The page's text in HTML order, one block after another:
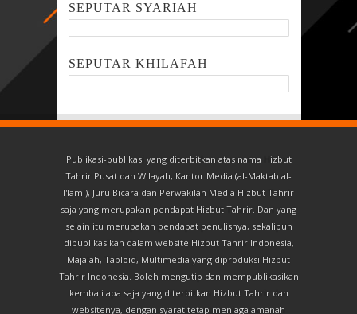
SEPUTAR SYARIAH
SEPUTAR KHILAFAH
Publikasi-publikasi yang diterbitkan atas nama Hizbut
Tahrir Pusat dan Wilayah, Kantor Media (al-Maktab al-
I'lami), Juru Bicara dan Perwakilan Media Hizbut Tahrir
saja yang merupakan pendapat Hizbut Tahrir. Dan yang
selain itu merupakan pendapat penulisnya, sekalipun
dipublikasikan dalam website Hizbut Tahrir Indonesia,
Majalah, Tabloid, Multimedia yang diproduksi Hizbut
Tahrir Indonesia. Boleh mengutip dan mempublikasikan
kembali apa saja yang diterbitkan Hizbut Tahrir dan
websitenya, dengan syarat tetap menjaga amanah